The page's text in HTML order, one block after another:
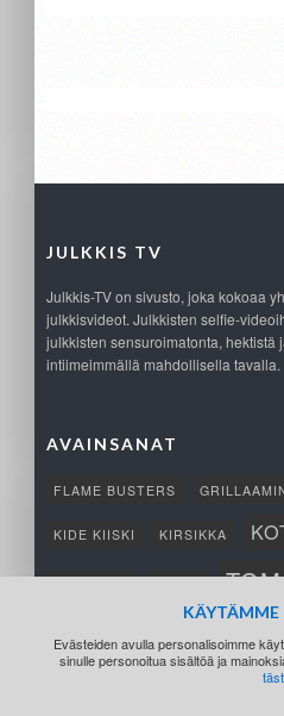
JULKKIS TV
Julkkis-TV on sivusto, joka kokoaa
julkkisvideot. Julkkisten selfie-
julkkisten sensuroimatonta, hektistä
intiimeimmällä mahdollisella tavalla.
AVAINSANAT
FLAME BUSTERS
KIDE KIISKI KIRSIKKA
KÄYTÄMME
Evästeiden avulla personalisoimme
sinulle personoitua sisältöä ja